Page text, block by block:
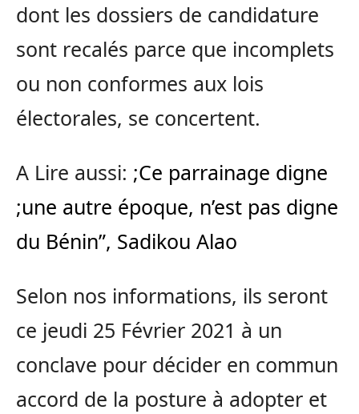
dont les dossiers de candidature
sont recalés parce que incomplets
ou non conformes aux lois
électorales, se concertent.
A Lire aussi: ;Ce parrainage digne
;une autre époque, n’est pas digne
du Bénin”, Sadikou Alao
Selon nos informations, ils seront
ce jeudi 25 Février 2021 à un
conclave pour décider en commun
accord de la posture à adopter et